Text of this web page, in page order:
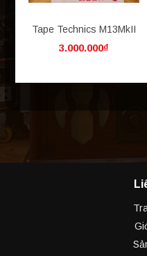
Tape Technics M13MkII
3.000.000₫